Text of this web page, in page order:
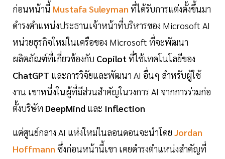
ก่อนหน้านี้ Mustafa Suleyman ที่ได้รับการแต่งตั้งขึ้นมา
ดำรงตำแหน่งประธานเจ้าหน้าที่บริหารของ Microsoft AI
หน่วยธุรกิจใหม่ในเครือของ Microsoft ที่จะพัฒนา
ผลิตภัณฑ์ที่เกี่ยวข้องกับ Copilotที่ใช้เทคโนโลยีของ
ChatGPT และการวิจัยและพัฒนา AI อื่นๆ สำหรับผู้ใช้
งาน เขาหนึ่งในผู้ที่มีส่วนสำคัญในวงการ AI จากการร่วมก่อ
ตั้งบริษัท DeepMind และ Inflection
แต่ศูนย์กลาง AI แห่งใหม่ในลอนดอนจะนำโดย Jordan
Hoffmann ซึ่งก่อนหน้านี้เขา เคยดำรงตำแหน่งสำคัญที่